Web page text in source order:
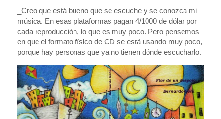
_Creo que está bueno que se escuche y se conozca mi
música. En esas plataformas pagan 4/1000 de dólar por
cada reproducción, lo que es muy poco. Pero pensemos
en que el formato físico de CD se está usando muy poco,
porque hay personas que ya no tienen dónde escucharlo.